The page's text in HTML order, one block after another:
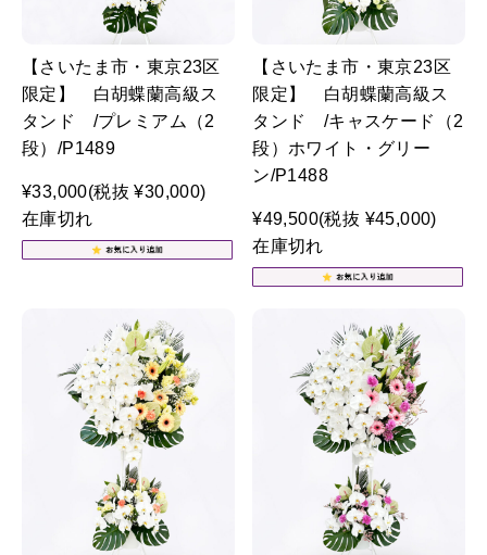
【さいたま市・東京23区
限定】 白胡蝶蘭高級ス
タンド /プレミアム（2
段）/P1489
¥33,000(税抜 ¥30,000)
在庫切れ
【さいたま市・東京23区
限定】 白胡蝶蘭高級ス
タンド /キャスケード（2
段）ホワイト・グリー
ン/P1488
¥49,500(税抜 ¥45,000)
在庫切れ